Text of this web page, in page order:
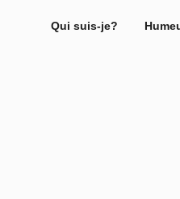
Qui suis-je?